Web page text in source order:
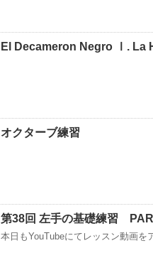
El Decameron Negro Ⅰ. La
オクターブ練習
第38回 左手の基礎練習
本日もYouTubeにてレッスン動画を